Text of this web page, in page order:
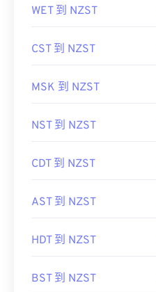
WET 到 NZST
CST 到 NZST
MSK 到 NZST
NST 到 NZST
CDT 到 NZST
AST 到 NZST
HDT 到 NZST
BST 到 NZST